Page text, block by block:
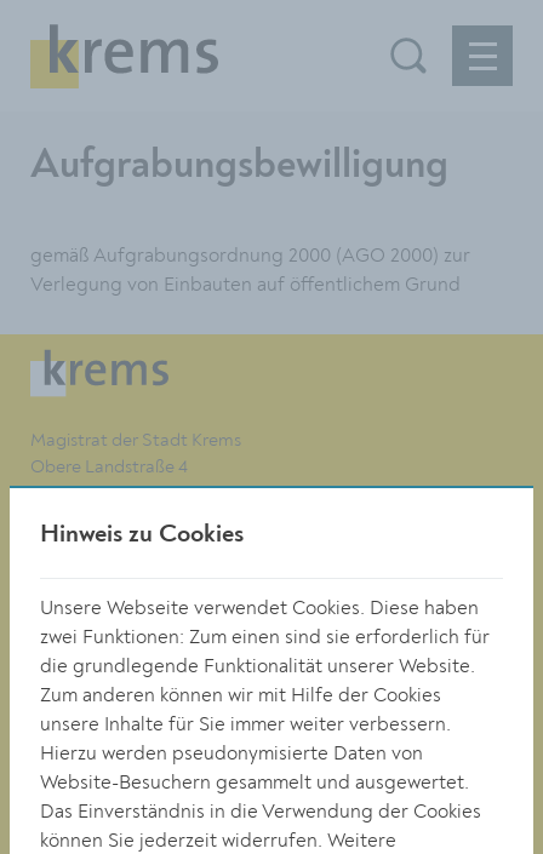
Aufgrabungsbewilligung
gemäß Aufgrabungsordnung 2000 (AGO 2000) zur
Verlegung von Einbauten auf öffentlichem Grund
Magistrat der Stadt Krems
Obere Landstraße 4
A-3500 Krems
Fax +43 (0)2732/801-90 269
E-mail:buergerservice@krems.gv.at
BAUEN/WIRTSCHAFT
BILDUNG
KULTUR
Hinweis zu Cookies
Unsere Webseite verwendet Cookies. Diese haben
zwei Funktionen: Zum einen sind sie erforderlich für
die grundlegende Funktionalität unserer Website.
Zum anderen können wir mit Hilfe der Cookies
unsere Inhalte für Sie immer weiter verbessern.
Hierzu werden pseudonymisierte Daten von
Website-Besuchern gesammelt und ausgewertet.
Das Einverständnis in die Verwendung der Cookies
können Sie jederzeit widerrufen. Weitere